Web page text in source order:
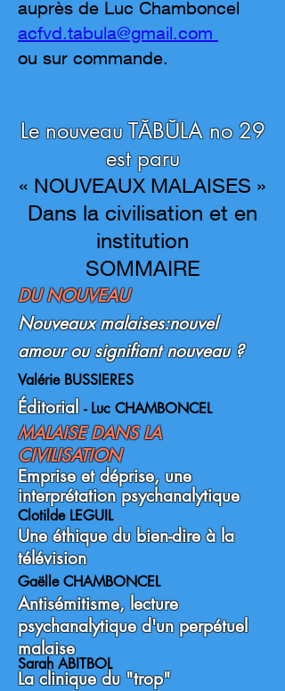
auprès de Luc Chamboncel
acfvd.tabula@gmail.com
ou sur commande.
Le nouveau TĂBŬLA no 29
est paru
« NOUVEAUX MALAISES »
Dans la civilisation et en
institution
SOMMAIRE
DU NOUVEAU
Nouveaux malaises:nouvel
amour ou signifiant nouveau ?
Valérie BUSSIERES
Éditorial -Luc CHAMBONCEL
MALAISE DANS LA
CIVILISATION
Emprise et déprise, une
interprétation psychanalytique
Clotilde LEGUIL
Une éthique du bien-dire à la
télévision
Gaëlle CHAMBONCEL
Antisémitisme, lecture
psychanalytique d'un perpétuel
malaise
Sarah ABITBOL
La clinique du "trop"